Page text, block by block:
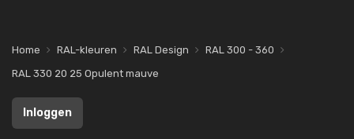
Home RAL-kleuren RAL Design
RAL 300 - 360
RAL 330 20 25 Opulent mauve
Inloggen